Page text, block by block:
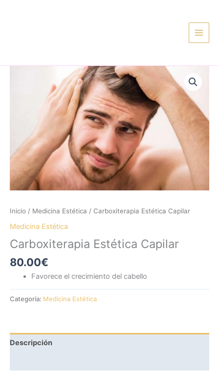
Inicio / Medicina Estética / Carboxiterapia Estética Capilar
Medicina Estética
Carboxiterapia Estética Capilar
80.00€
Favorece el crecimiento del cabello
Categoría: Medicina Estética
Descripción